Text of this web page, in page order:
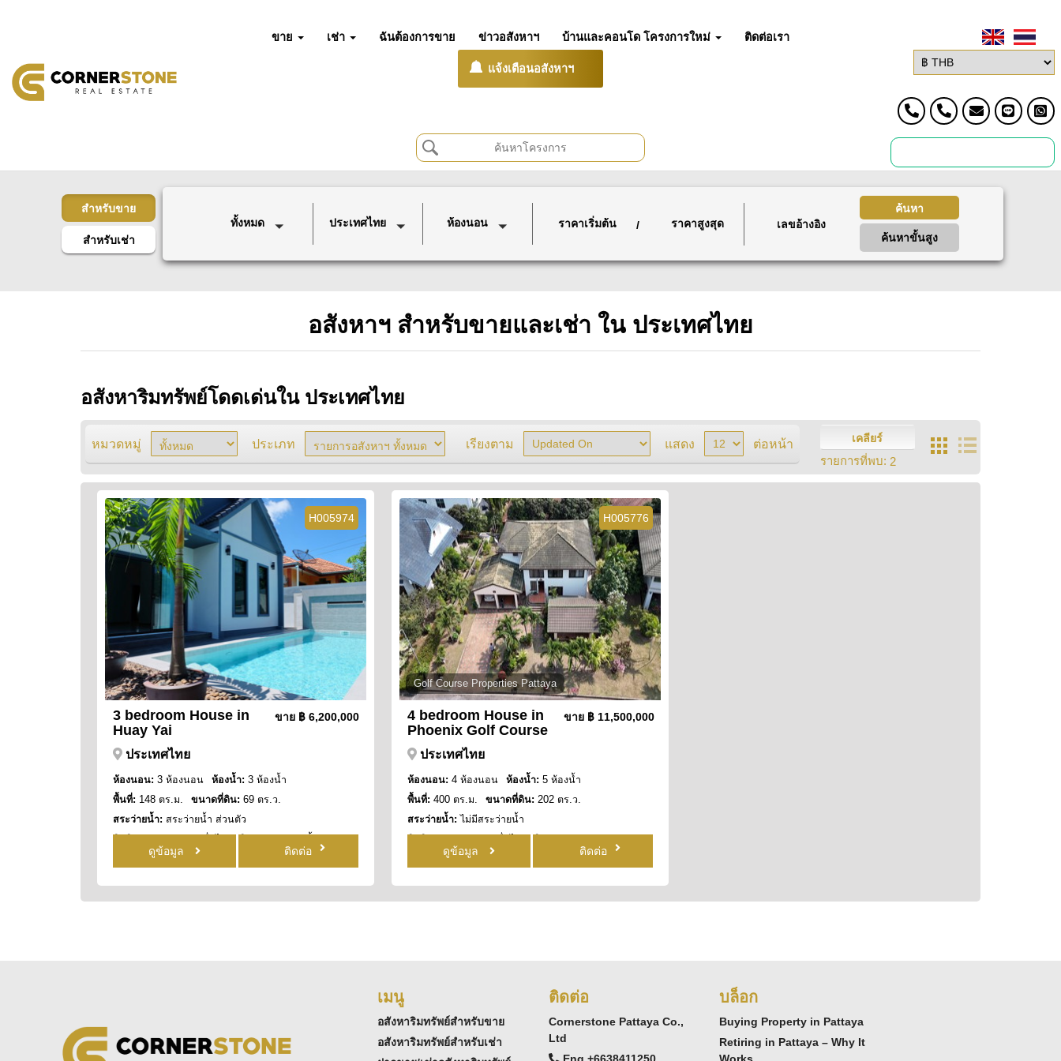
ขาย เช่า ฉันต้องการขาย ข่าวอสังหาฯ บ้านและคอนโด โครงการใหม่ ติดต่อเรา
แจ้งเตือนอสังหาฯ
สำหรับขาย
สำหรับเช่า
ทั้งหมด ประเทศไทย ห้องนอน ราคาเริ่มต้น / ราคาสูงสุด
ค้นหา
ค้นหาขั้นสูง
อสังหาฯ สำหรับขายและเช่า ใน ประเทศไทย
อสังหาริมทรัพย์โดดเด่นใน ประเทศไทย
หมวดหมู่ ประเภท เรียงตาม แสดง ต่อหน้า เคลียร์
รายการที่พบ: 2
H005974
3 bedroom House in
Huay Yai
ขาย ฿ 6,200,000
ประเทศไทย
ห้องนอน: 3 ห้องนอน ห้องน้ำ: 3 ห้องน้ำ
พื้นที่: 148 ตร.ม. ขนาดที่ดิน: 69 ตร.ว.
สระว่ายน้ำ: สระว่ายน้ำ ส่วนตัว
ดูข้อมูล ติดต่อ
H005776
Golf Course Properties Pattaya
4 bedroom House in
Phoenix Golf Course
ขาย ฿ 11,500,000
ประเทศไทย
ห้องนอน: 4 ห้องนอน ห้องน้ำ: 5 ห้องน้ำ
พื้นที่: 400 ตร.ม. ขนาดที่ดิน: 202 ตร.ว.
สระว่ายน้ำ: ไม่มีสระว่ายน้ำ
ดูข้อมูล ติดต่อ
เมนู
อสังหาริมทรัพย์สำหรับขาย
อสังหาริมทรัพย์สำหรับเช่า
ติดต่อ
Cornerstone Pattaya Co.,
Ltd
บล็อก
Buying Property in Pattaya
Retiring in Pattaya – Why It